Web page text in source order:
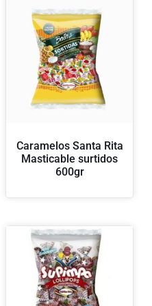
Caramelos Santa Rita
Masticable surtidos
600gr